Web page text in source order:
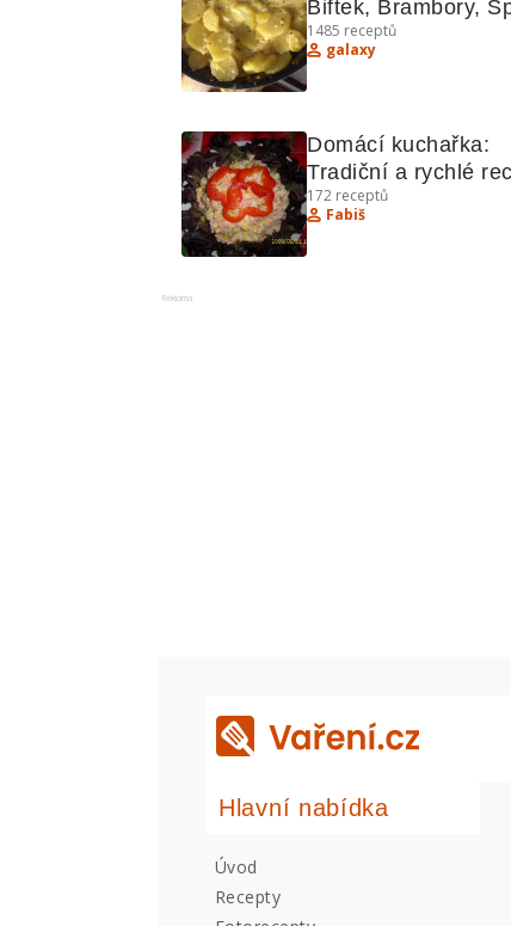
Biftek, Brambory,
další lahůdky"
1485 receptů
galaxy
Domácí kuchařka:
Tradiční a rychlé
brambory
172 receptů
Fabiš
Reklama
Hlavní nabídka
Úvod
Recepty